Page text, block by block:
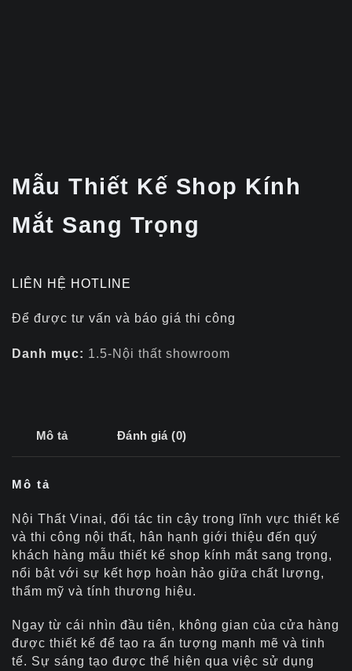
Mẫu Thiết Kế Shop Kính
Mắt Sang Trọng
LIÊN HỆ HOTLINE
Để được tư vấn và báo giá thi công
Danh mục: 1.5-Nội thất showroom
Mô tả Đánh giá (0)
Mô tả
Nội Thất Vinai, đối tác tin cậy trong lĩnh vực thiết kế
và thi công nội thất, hân hạnh giới thiệu đến quý
khách hàng mẫu thiết kế shop kính mắt sang trọng,
nổi bật với sự kết hợp hoàn hảo giữa chất lượng,
thẩm mỹ và tính thương hiệu.
Ngay từ cái nhìn đầu tiên, không gian của cửa hàng
được thiết kế để tạo ra ấn tượng mạnh mẽ và tinh
tế. Sự sáng tạo được thể hiện qua việc sử dụng